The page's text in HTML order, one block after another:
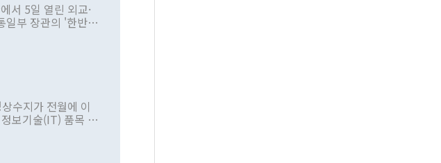
서 5일 열린 외교·
일부 장관의 '한반도
추진하겠다고 공
다. 그동안 정 장
지만 대통령과 유
이례적이다. 정 장
리도 높아지고 있
수지가 전월에 이
보기술(IT) 품목 수